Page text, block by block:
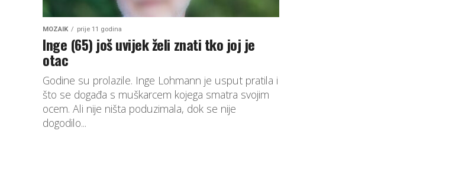
MOZAIK prije 11 godina
Inge (65) još uvijek želi znati tko joj je
otac
Godine su prolazile. Inge Lohmann je usput pratila i
što se događa s muškarcem kojega smatra svojim
ocem. Ali nije ništa poduzimala, dok se nije
dogodilo...